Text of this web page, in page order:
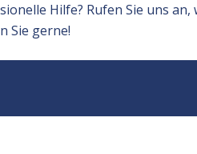
Hilfe? Rufen Sie uns an,
Sie gerne!